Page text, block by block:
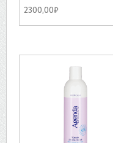
2300,00₽